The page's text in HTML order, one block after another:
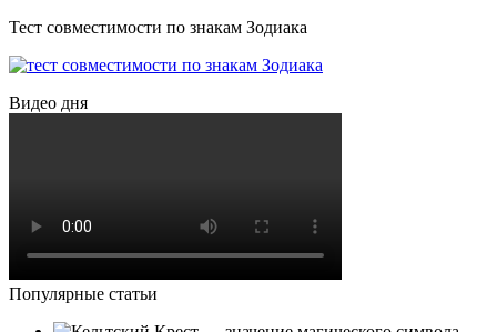
Тест совместимости по знакам Зодиака
Видео дня
Популярные статьи